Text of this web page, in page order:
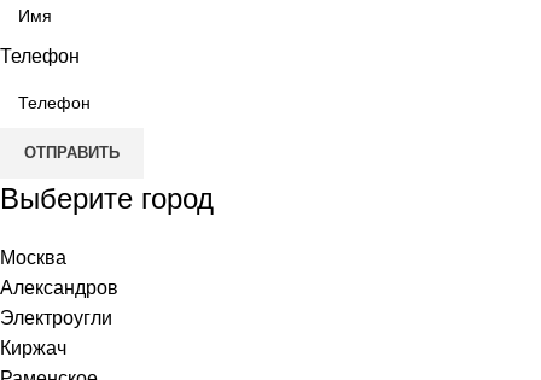
Телефон
ОТПРАВИТЬ
Выберите город
Москва
Александров
Электроугли
Киржач